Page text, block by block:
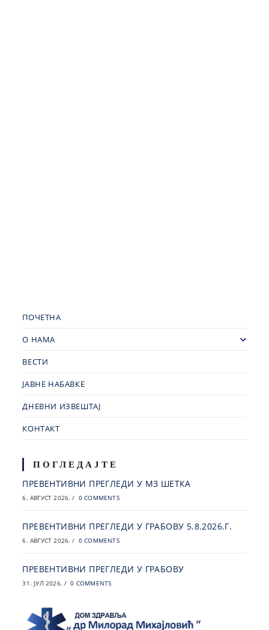
ПОЧЕТНА
О НАМА
ВЕСТИ
ЈАВНЕ НАБАВКЕ
ДНЕВНИ ИЗВЕШТАЈ
КОНТАКТ
ПОГЛЕДАЈТЕ
ПРЕВЕНТИВНИ ПРЕГЛЕДИ У МЗ ШЕТКА
6. АВГУСТ 2026. / 0 COMMENTS
ПРЕВЕНТИВНИ ПРЕГЛЕДИ У ГРАБОВУ 5.8.2026.Г.
6. АВГУСТ 2026. / 0 COMMENTS
ПРЕВЕНТИВНИ ПРЕГЛЕДИ У ГРАБОВУ
31. ЈУЛ 2026. / 0 COMMENTS